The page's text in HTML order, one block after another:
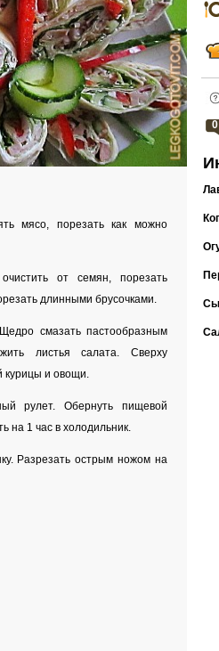
мясо, порезать как можно
от семян, порезать
длинными брусочками.
смазать пастообразным
листья салата. Сверху
курицы и овощи.
рулет. Обернуть пищевой
на 1 час в холодильник.
Разрезать острым ножом на
0